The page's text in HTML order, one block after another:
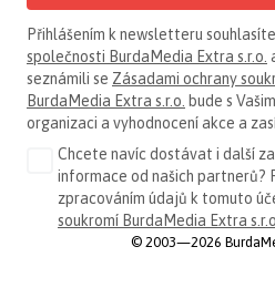
Přihlášením k newsletteru
společnosti BurdaMedia Extra s.r.o.
seznámili se Zásadami ochrany
BurdaMedia Extra s.r.o. bude s
organizaci a vyhodnocení akce a
Chcete navíc dostávat i další
informace od našich partnerů?
zpracováním údajů k tomuto
soukromí BurdaMedia Extra s.r.o.
© 2003—2026